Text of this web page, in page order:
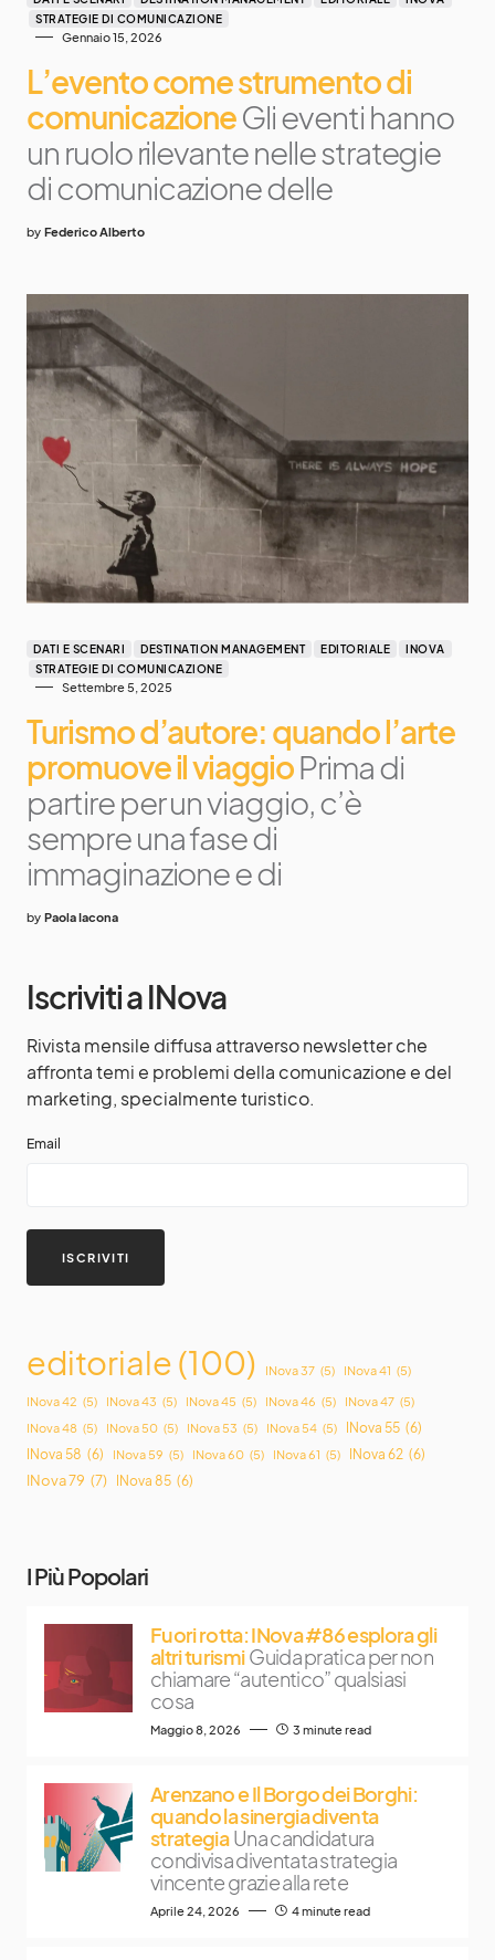
STRATEGIE DI COMUNICAZIONE
Gennaio 15, 2026
L’evento come strumento di
comunicazioneGli eventi hanno
un ruolo rilevante nelle strategie
di comunicazione delle
by Federico Alberto
DATI E SCENARI DESTINATION MANAGEMENT EDITORIALE
INOVA
STRATEGIE DI COMUNICAZIONE
Settembre 5, 2025
Turismo d’autore: quando l’arte
promuove il viaggioPrima di
partire per un viaggio, c’è
sempre una fase di
immaginazione e di
by Paola Iacona
Iscriviti a INova
Rivista mensile diffusa attraverso newsletter che
affronta temi e problemi della comunicazione e del
marketing, specialmente turistico.
Email
editoriale(100) INova 37 (5) INova 41 (5)
INova 42 (5) INova 43 (5) INova 45 (5) INova 46 (5) INova 47 (5)
INova 48 (5) INova 50 (5) INova 53 (5) INova 54 (5) INova 55 (6)
INova 58 (6) INova 59 (5) INova 60 (5) INova 61 (5) INova 62 (6)
INova 79 (7) INova 85 (6)
I Più Popolari
Fuori rotta: INova #86 esplora gli
altri turismi Guida pratica per non
chiamare “autentico” qualsiasi
cosa
Maggio 8, 2026 3 minute read
Arenzano e Il Borgo dei Borghi:
quando la sinergia diventa
strategia Una candidatura
condivisa diventata strategia
vincente grazie alla rete
Aprile 24, 2026 4 minute read